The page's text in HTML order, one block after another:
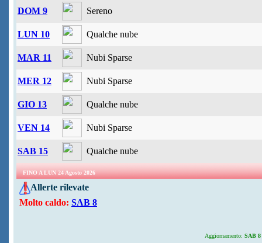
DOM 9 Sereno
LUN 10 Qualche nube
MAR 11 Nubi Sparse
MER 12 Nubi Sparse
GIO 13 Qualche nube
VEN 14 Nubi Sparse
SAB 15 Qualche nube
FINO A LUN 24 Agosto 2026
Allerte rilevate
Molto caldo: SAB 8
Aggiornamento: SAB 8